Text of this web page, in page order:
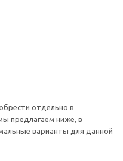
отдельно в
предлагаем ниже, в
варианты для данной